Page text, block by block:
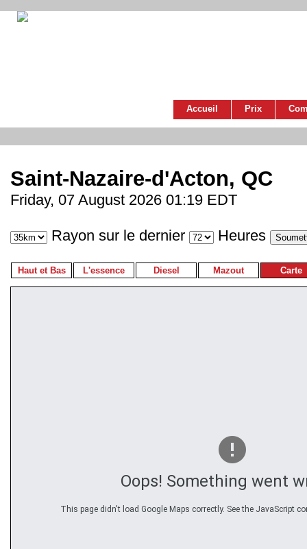
Accueil Prix
Saint-Nazaire-d'Acton, QC
Friday, 07 August 2026 01:19 EDT
Rayon sur le dernier Heures
Haut et Bas L'essence Diesel Mazout Carte
Oops! Something went
This page didn't load Google Maps correctly. See the JavaScript